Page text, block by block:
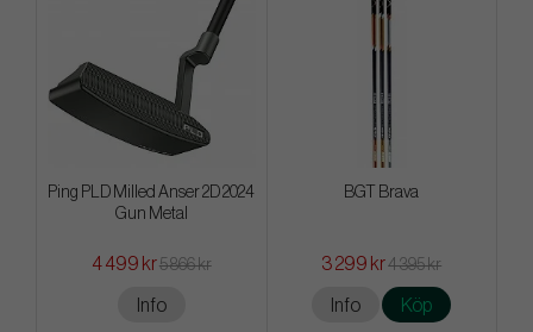
Ping PLD Milled Anser 2D 2024
Gun Metal
4 499 kr5 866 kr
Info
BGT Brava
3 299 kr4 395 kr
Info Köp